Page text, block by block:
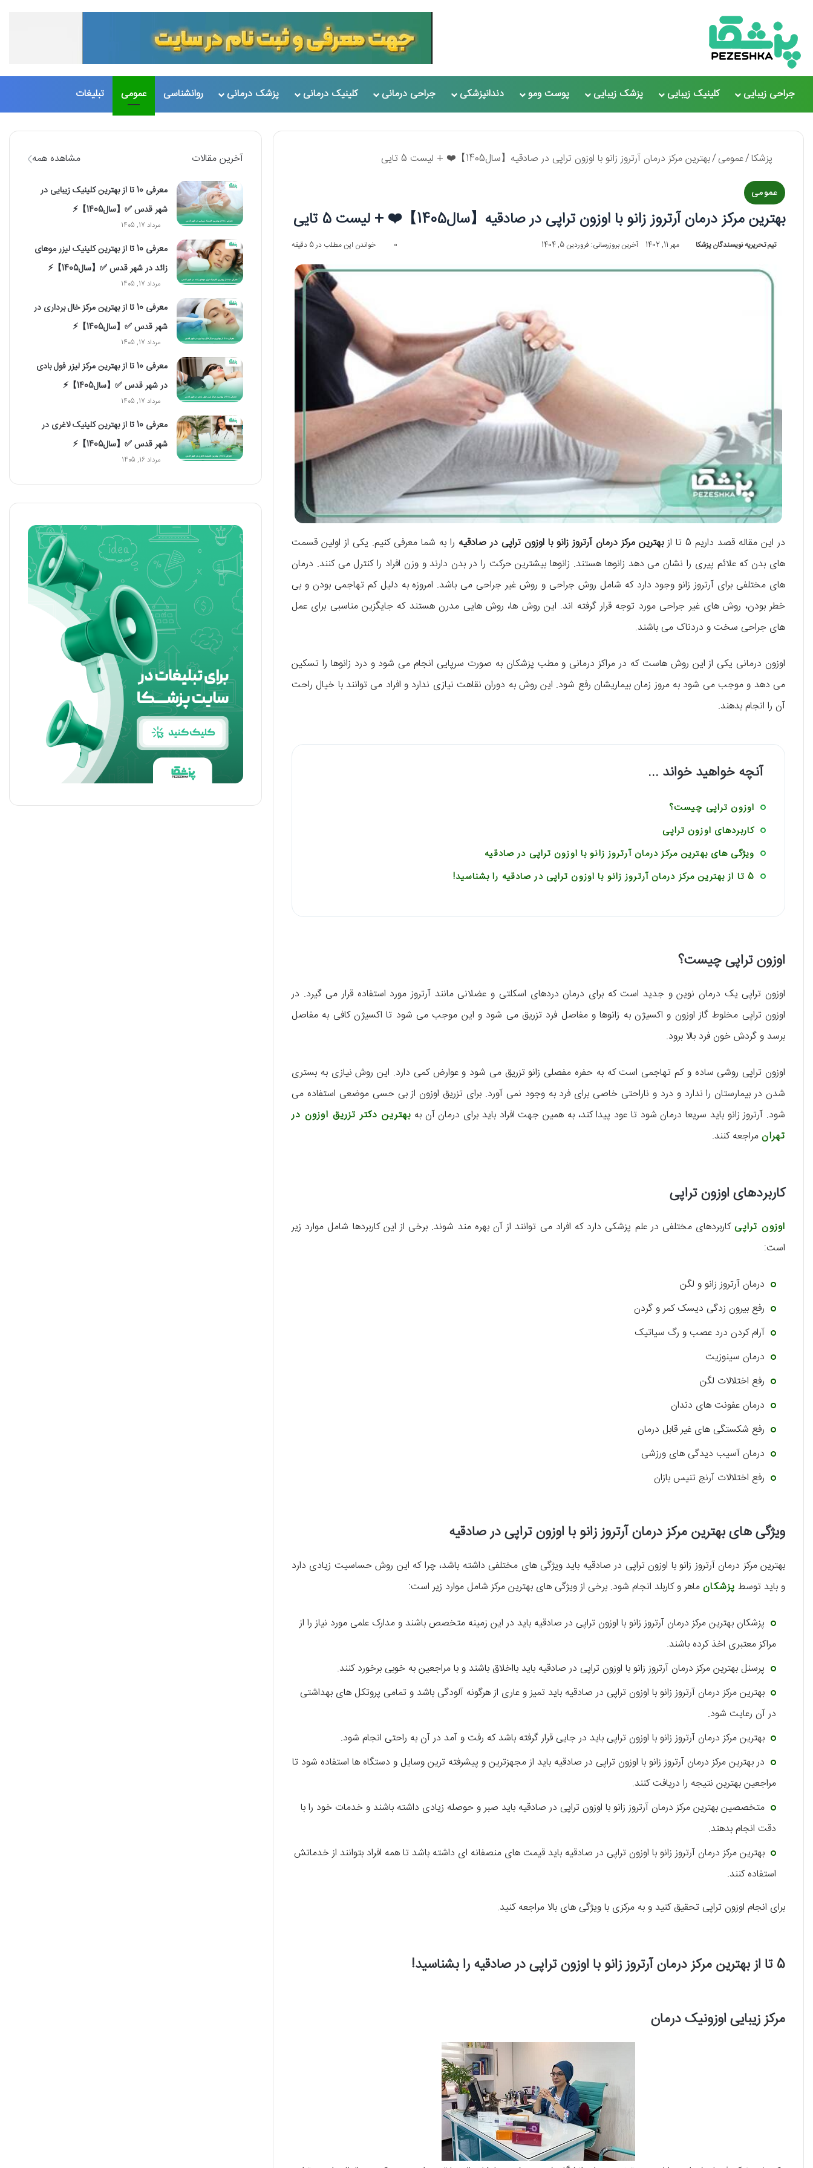
جراحی زیبایی کلینیک زیبایی پزشک زیبایی پوست ومو دندانپزشکی جراحی درمانی کلینیک درمانی پزشک درمانی روانشناسی عمومی تبلیغات
پزشکا/عمومی/بهترین مرکز درمان آرتروز زانو با اوزون تراپی در صادقیه【سال1405】❤️ + لیست 5 تایی
عمومی
بهترین مرکز درمان آرتروز زانو با اوزون تراپی در صادقیه【سال1405】❤️ + لیست 5 تایی
تیم تحریریه نویسندگان پزشکا مهر 11, 1402 آخرین بروزرسانی: فروردین 5, 1404 0 خواندن این مطلب در 5 دقیقه
در این مقاله قصد داریم 5 تا از بهترین مرکز درمان آرتروز زانو با اوزون تراپی در صادقیه را به شما معرفی کنیم. یکی از اولین قسمت
های بدن که علائم پیری را نشان می دهد زانوها هستند. زانوها بیشترین حرکت را در بدن دارند و وزن افراد را کنترل می کنند. درمان
های مختلفی برای آرتروز زانو وجود دارد که شامل روش جراحی و روش غیر جراحی می باشد. امروزه به دلیل کم تهاجمی بودن و بی
خطر بودن، روش های غیر جراحی مورد توجه قرار گرفته اند. این روش ها، روش هایی مدرن هستند که جایگزین مناسبی برای عمل
های جراحی سخت و دردناک می باشند.
اوزون درمانی یکی از این روش هاست که در مراکز درمانی و مطب پزشکان به صورت سرپایی انجام می شود و درد زانوها را تسکین
می دهد و موجب می شود به مروز زمان بیماریشان رفع شود. این روش به دوران نقاهت نیازی ندارد و افراد می توانند با خیال راحت
آن را انجام بدهند.
آنچه خواهید خواند ...
اوزون تراپی چیست؟
کاربردهای اوزون تراپی
ویژگی های بهترین مرکز درمان آرتروز زانو با اوزون تراپی در صادقیه
5 تا از بهترین مرکز درمان آرتروز زانو با اوزون تراپی در صادقیه را بشناسید!
اوزون تراپی چیست؟
اوزون تراپی یک درمان نوین و جدید است که برای درمان دردهای اسکلتی و عضلانی مانند آرتروز مورد استفاده قرار می گیرد. در
اوزون تراپی مخلوط گاز اوزون و اکسیژن به زانوها و مفاصل فرد تزریق می شود و این موجب می شود تا اکسیژن کافی به مفاصل
برسد و گردش خون فرد بالا برود.
اوزون تراپی روشی ساده و کم تهاجمی است که به حفره مفصلی زانو تزریق می شود و عوارض کمی دارد. این روش نیازی به بستری
شدن در بیمارستان را ندارد و درد و ناراحتی خاصی برای فرد به وجود نمی آورد. برای تزریق اوزون از بی حسی موضعی استفاده می
شود. آرتروز زانو باید سریعا درمان شود تا عود پیدا کند، به همین جهت افراد باید برای درمان آن به بهترین دکتر تزریق اوزون در
تهرانمراجعه کنند.
کاربردهای اوزون تراپی
اوزون تراپیکاربردهای مختلفی در علم پزشکی دارد که افراد می توانند از آن بهره مند شوند. برخی از این کاربردها شامل موارد زیر
است:
درمان آرتروز زانو و لگن
رفع بیرون زدگی دیسک کمر و گردن
آرام کردن درد عصب و رگ سیاتیک
درمان سینوزیت
رفع اختلالات لگن
درمان عفونت های دندان
رفع شکستگی های غیر قابل درمان
درمان آسیب دیدگی های ورزشی
رفع اختلالات آرنج تنیس بازان
ویژگی های بهترین مرکز درمان آرتروز زانو با اوزون تراپی در صادقیه
بهترین مرکز درمان آرتروز زانو با اوزون تراپی در صادقیه باید ویژگی های مختلفی داشته باشد، چرا که این روش حساسیت زیادی دارد
و باید توسط پزشکانماهر و کاربلد انجام شود. برخی از ویژگی های بهترین مرکز شامل موارد زیر است:
پزشکان بهترین مرکز درمان آرتروز زانو با اوزون تراپی در صادقیه باید در این زمینه متخصص باشند و مدارک علمی مورد نیاز را از
مراکز معتبری اخذ کرده باشند.
پرسنل بهترین مرکز درمان آرتروز زانو با اوزون تراپی در صادقیه باید بااخلاق باشند و با مراجعین به خوبی برخورد کنند.
بهترین مرکز درمان آرتروز زانو با اوزون تراپی در صادقیه باید تمیز و عاری از هرگونه آلودگی باشد و تمامی پروتکل های بهداشتی
در آن رعایت شود.
بهترین مرکز درمان آرتروز زانو با اوزون تراپی باید در جایی قرار گرفته باشد که رفت و آمد در آن به راحتی انجام شود.
در بهترین مرکز درمان آرتروز زانو با اوزون تراپی در صادقیه باید از مجهزترین و پیشرفته ترین وسایل و دستگاه ها استفاده شود تا
مراجعین بهترین نتیجه را دریافت کنند.
متخصصین بهترین مرکز درمان آرتروز زانو با اوزون تراپی در صادقیه باید صبر و حوصله زیادی داشته باشند و خدمات خود را با
دقت انجام بدهند.
بهترین مرکز درمان آرتروز زانو با اوزون تراپی در صادقیه باید قیمت های منصفانه ای داشته باشد تا همه افراد بتوانند از خدماتش
استفاده کنند.
برای انجام اوزون تراپی تحقیق کنید و به مرکزی با ویژگی های بالا مراجعه کنید.
5 تا از بهترین مرکز درمان آرتروز زانو با اوزون تراپی در صادقیه را بشناسید!
مرکز زیبایی اوزونیک درمان
آخرین مقالات مشاهده همه
معرفی 10 تا از بهترین کلینیک زیبایی در
شهر قدس ✅【سال1405】⚡️
مرداد 17, 1405
معرفی 10 تا از بهترین کلینیک لیزر موهای
زائد در شهر قدس ✅【سال1405】⚡️
مرداد 17, 1405
معرفی 10 تا از بهترین مرکز خال برداری در
شهر قدس ✅【سال1405】⚡️
مرداد 17, 1405
معرفی 10 تا از بهترین مرکز لیزر فول بادی
در شهر قدس ✅【سال1405】⚡️
مرداد 17, 1405
معرفی 10 تا از بهترین کلینیک لاغری در
شهر قدس ✅【سال1405】⚡️
مرداد 16, 1405